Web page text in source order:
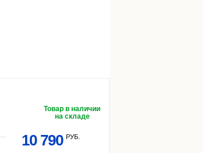
Товар в наличии
на складе
10 790 РУБ.